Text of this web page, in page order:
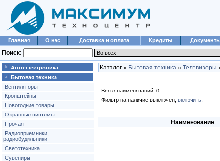
Главная О нас Доставка и оплата Кредиты Документы
Поиск:
Автоэлектроника
Бытовая техника
Вентиляторы
Кронштейны
Новогодние товары
Охранные системы
Прочая
Радиоприемники,
радиобудильники
Светотехника
Сувениры
Каталог » Бытовая техника » Телевизоры
Всего наименований: 0
Фильтр на наличие выключен, включить
Наименование